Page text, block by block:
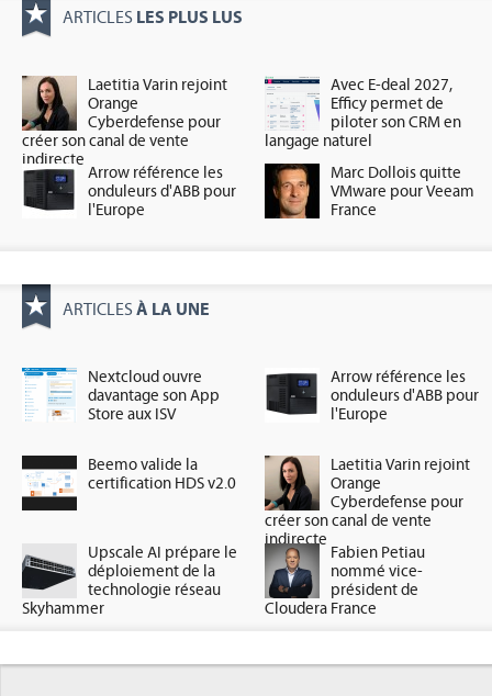
ARTICLES LES PLUS LUS
Laetitia Varin rejoint
Orange
Cyberdefense pour
créer son canal de vente
indirecte
Avec E-deal 2027,
Efficy permet de
piloter son CRM en
langage naturel
Arrow référence les
onduleurs d'ABB pour
l'Europe
Marc Dollois quitte
VMware pour Veeam
France
ARTICLES À LA UNE
Nextcloud ouvre
davantage son App
Store aux ISV
Arrow référence les
onduleurs d'ABB pour
l'Europe
Beemo valide la
certification HDS v2.0
Laetitia Varin rejoint
Orange
Cyberdefense pour
créer son canal de vente
indirecte
Upscale AI prépare le
déploiement de la
technologie réseau
Skyhammer
Fabien Petiau
nommé vice-
président de
Cloudera France